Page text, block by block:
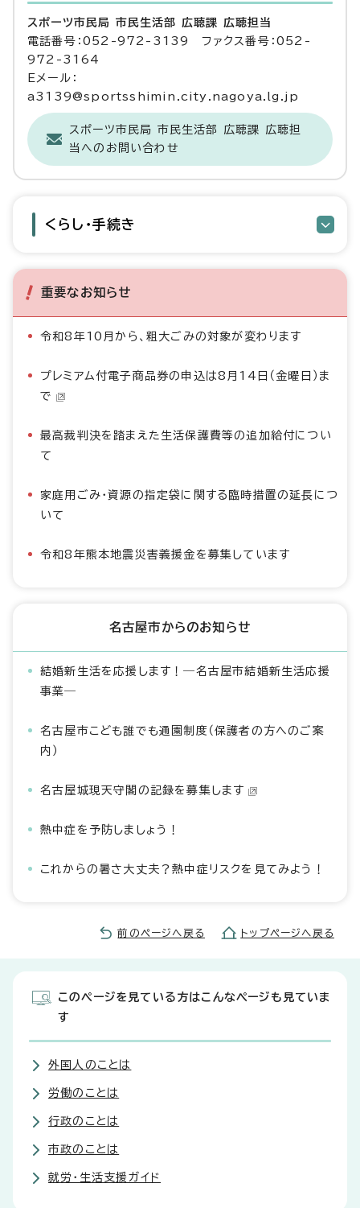
スポーツ市民局 市民生活部 広聴課 広聴担当
電話番号：052-972-3139 ファクス番号：052-
972-3164
Eメール：
a3139@sportsshimin.city.nagoya.lg.jp
スポーツ市民局 市民生活部 広聴課 広聴担
当へのお問い合わせ
くらし・手続き
重要なお知らせ
令和8年10月から、粗大ごみの対象が変わります
プレミアム付電子商品券の申込は8月14日（金曜日）ま
で
最高裁判決を踏まえた生活保護費等の追加給付につい
て
家庭用ごみ・資源の指定袋に関する臨時措置の延長につ
いて
令和8年熊本地震災害義援金を募集しています
名古屋市からのお知らせ
結婚新生活を応援します！―名古屋市結婚新生活応援
事業―
名古屋市こども誰でも通園制度（保護者の方へのご案
内）
名古屋城現天守閣の記録を募集します
熱中症を予防しましょう！
これからの暑さ大丈夫？熱中症リスクを見てみよう！
前のページへ戻る トップページへ戻る
このページを見ている方はこんなページも見ていま
す
外国人のことは
労働のことは
行政のことは
市政のことは
就労・生活支援ガイド